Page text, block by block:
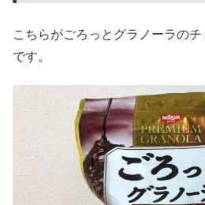
こちらがごろっとグラノーラの
です。